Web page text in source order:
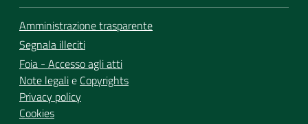
Amministrazione trasparente
Segnala illeciti
Foia - Accesso agli atti
Note legalie Copyrights
Privacy policy
Cookies